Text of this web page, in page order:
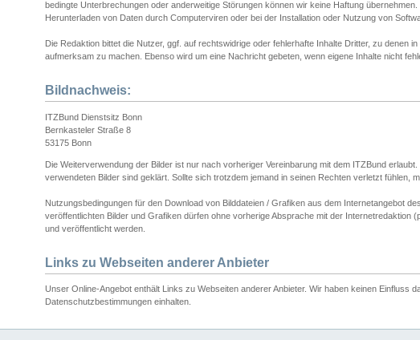
bedingte Unterbrechungen oder anderweitige Störungen können wir keine Haftung
Herunterladen von Daten durch Computerviren oder bei der Installation oder Nutzung von
Die Redaktion bittet die Nutzer, ggf. auf rechtswidrige oder fehlerhafte Inhalte Dritter, zu denen
aufmerksam zu machen. Ebenso wird um eine Nachricht gebeten, wenn eigene Inhalte nicht
Bildnachweis:
ITZBund Dienstsitz Bonn
Bernkasteler Straße 8
53175 Bonn
Die Weiterverwendung der Bilder ist nur nach vorheriger Vereinbarung mit dem ITZBund
verwendeten Bilder sind geklärt. Sollte sich trotzdem jemand in seinen Rechten verletzt fühlen,
Nutzungsbedingungen für den Download von Bilddateien / Grafiken aus dem Internetangebot
veröffentlichten Bilder und Grafiken dürfen ohne vorherige Absprache mit der Internetredaktion
und veröffentlicht werden.
Links zu Webseiten anderer Anbieter
Unser Online-Angebot enthält Links zu Webseiten anderer Anbieter. Wir haben keinen Einfluss
Datenschutzbestimmungen einhalten.